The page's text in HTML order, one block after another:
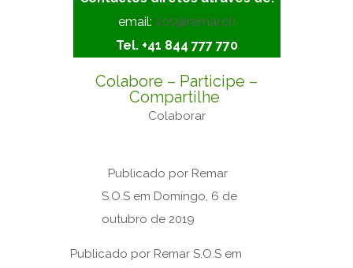
email: sos@remar.ch
Tel. +41 844 777 770
Colabore – Participe –
Compartilhe
Colaborar
Publicado por Remar
S.O.S em Domingo, 6 de
outubro de 2019
Publicado por Remar S.O.S em